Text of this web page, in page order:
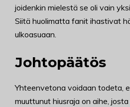
joidenkin mielestä se oli vain
Siitä huolimatta fanit ihastivat
ulkoasuaan.
Johtopäätös
Yhteenvetona voidaan todeta,
muuttunut hiusraja on aihe,